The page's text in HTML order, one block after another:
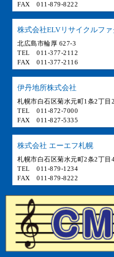
FAX 011-879-8222
株式会社ELVリサイクルフ
北広島市輪厚 627-3
TEL 011-377-2112
FAX 011-377-2116
伊丹地所株式会社
札幌市白石区菊水元町1条2丁目
TEL 011-872-7000
FAX 011-827-5335
株式会社 エーエフ札幌
札幌市白石区菊水元町2条2丁目
TEL 011-879-1234
FAX 011-879-8222